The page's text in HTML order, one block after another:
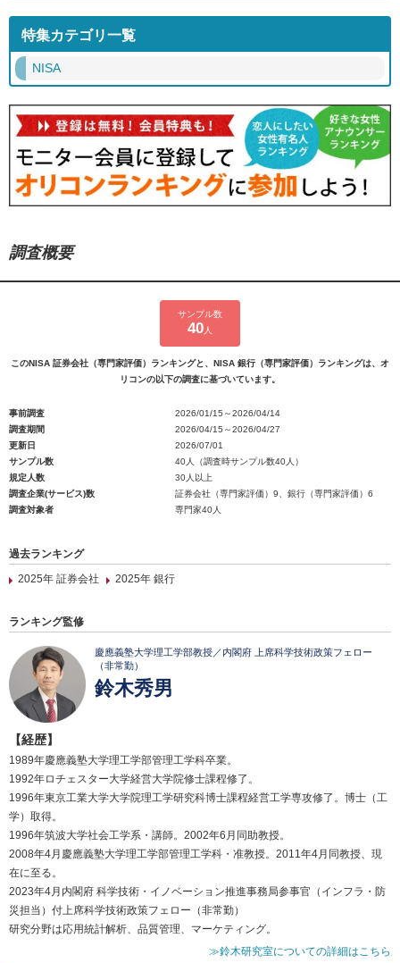
特集カテゴリ一覧
NISA
調査概要
サンプル数
40 人
このNISA 証券会社（専門家評価）ランキングと、NISA 銀行（専門家評価）ランキングは、オ
リコンの以下の調査に基づいています。
事前調査
2026/01/15～2026/04/14
調査期間
2026/04/15～2026/04/27
更新日
2026/07/01
サンプル数
40人（調査時サンプル数40人）
規定人数
30人以上
調査企業(サービス)数
証券会社（専門家評価）9、銀行（専門家評価）6
調査対象者
専門家40人
過去ランキング
2025年 証券会社
2025年 銀行
ランキング監修
慶應義塾大学理工学部教授／内閣府 上席科学技術政策フェロー
（非常勤）
鈴木秀男
【経歴】
1989年慶應義塾大学理工学部管理工学科卒業。
1992年ロチェスター大学経営大学院修士課程修了。
1996年東京工業大学大学院理工学研究科博士課程経営工学専攻修了。博士（工
学）取得。
1996年筑波大学社会工学系・講師。2002年6月同助教授。
2008年4月慶應義塾大学理工学部管理工学科・准教授。2011年4月同教授、現
在に至る。
2023年4月内閣府 科学技術・イノベーション推進事務局参事官（インフラ・防
災担当）付上席科学技術政策フェロー（非常勤）
研究分野は応用統計解析、品質管理、マーケティング。
≫鈴木研究室についての詳細はこちら